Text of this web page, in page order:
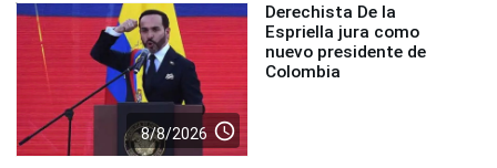
8/8/2026 access_time
Derechista De la
Espriella jura como
nuevo presidente de
Colombia